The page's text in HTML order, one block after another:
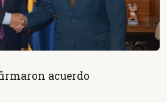
acuerdo